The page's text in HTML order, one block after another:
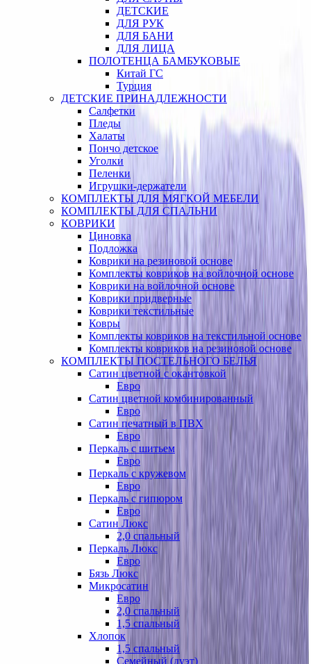
ДЕТСКИЕ
ДЛЯ РУК
ДЛЯ БАНИ
ДЛЯ ЛИЦА
ПОЛОТЕНЦА БАМБУКОВЫЕ
Китай ГС
Турция
ДЕТСКИЕ ПРИНАДЛЕЖНОСТИ
Салфетки
Пледы
Халаты
Пончо детское
Уголки
Пеленки
Игрушки-держатели
КОМПЛЕКТЫ ДЛЯ МЯГКОЙ МЕБЕЛИ
КОМПЛЕКТЫ ДЛЯ СПАЛЬНИ
КОВРИКИ
Циновка
Подложка
Коврики на резиновой основе
Комплекты ковриков на войлочной основе
Коврики на войлочной основе
Коврики придверные
Коврики текстильные
Ковры
Комплекты ковриков на текстильной основе
Комплекты ковриков на резиновой основе
КОМПЛЕКТЫ ПОСТЕЛЬНОГО БЕЛЬЯ
Сатин цветной с окантовкой
Евро
Сатин цветной комбинированный
Евро
Сатин печатный в ПВХ
Евро
Перкаль с шитьем
Евро
Перкаль с кружевом
Евро
Перкаль с гипюром
Евро
Сатин Люкс
2,0 спальный
Перкаль Люкс
Евро
Бязь Люкс
Микросатин
Евро
2,0 спальный
1,5 спальный
Хлопок
1,5 спальный
Семейный (дуэт)